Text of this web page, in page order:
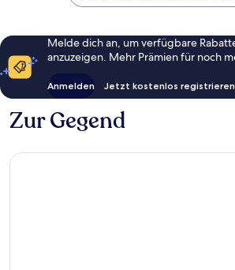
Melde dich an, um verfügbare
anzuzeigen. Mehr Prämien für noch
Anmelden Jetzt kostenlos registrieren
Zur Gegend